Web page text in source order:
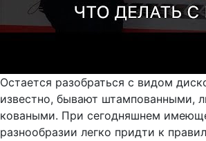
Остается разобраться с видом
известно, бывают штампованными,
коваными. При сегодняшнем
разнообразии легко придти к